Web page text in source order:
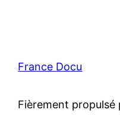
France Docu
Fièrement